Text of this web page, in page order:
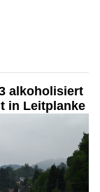
alkoholisiert
in Leitplanke